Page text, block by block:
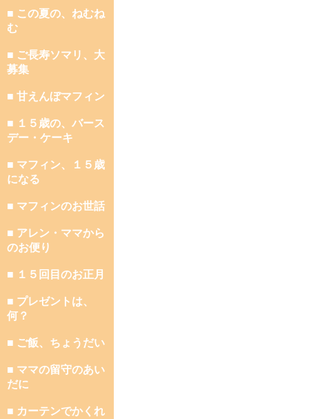
■ この夏の、ねむね
む
■ ご長寿ソマリ、大
募集
■ 甘えんぼマフィン
■ １５歳の、バース
デー・ケーキ
■ マフィン、１５歳
になる
■ マフィンのお世話
■ アレン・ママから
のお便り
■ １５回目のお正月
■ プレゼントは、
何？
■ ご飯、ちょうだい
■ ママの留守のあい
だに
■ カーテンでかくれ